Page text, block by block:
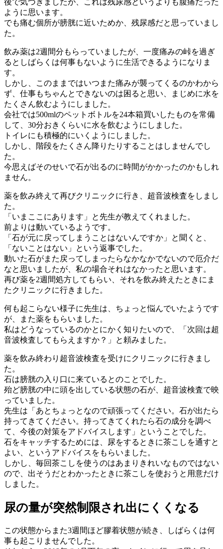
後で気づきましたが、これは残尿感というよりも腹痛だった
ように思います。
でも痛む個所が膀胱に近いためか、残尿感だと思っていまし
た。
飲み薬は2週間分もらっていましたが、一度痛みの峠を過ぎ
るとしばらくは何事もないように生活できるようになりま
す。
しかし、このままではいつまた痛みが襲ってくるのかわから
ず、仕事もちゃんとできないのは困ると思い、まじめに水を
たくさん飲むようにしました。
会社では500mlのペットボトルを24本箱買いしたものを常備
して、30分おきくらいに水を飲むようにしました。
トイレにも積極的にいくようにしました。
しかし、階段をたくさん降りたりすることはしませんでし
た。
今思えばそのせいで石が出るのに時間がかかったのかもしれ
ません。
薬を飲み終えて再びクリニックに行き、超音波検査をしまし
た。
「いまここにあります」と先生が教えてくれました。
前よりは動いているようです。
「石が元に戻ってしまうことはないんですか」と聞くと、
「ないことはない」という返事でした。
動いた石がまた戻ってしまったらなかなかでないので厄介だ
なと思いましたが、私の場合それはなかったと思います。
再び薬を2週間処方してもらい、それを飲み終えたときにま
たクリニックに行きました。
何も起こらない様子に先生は、ちょっと悩んでいたようです
が、また薬をもらいました。
私はどうなっているのかとにかく知りたいので、「次回は超
音波検査してもらえますか？」と頼みました。
薬を飲み終わり超音波検査を受けにクリニックに行きまし
た。
石は膀胱の入り口に来ているとのことでした。
殆ど膀胱の中に頭を出している状態の石が、超音波検査で映
っていました。
先生は「あとちょっとなので頑張ってください。石が出たら
持ってきてください。持ってきてくれたら石の成分を調べ
て、今後の対策をアドバイスします」ということでした。
石をキャッチするためには、尿をするときに茶こしを通すと
よい、というアドバイスをもらいました。
しかし、毎回茶こしを使うのはあまりきれいなものではない
ので、出そうだとわかったときに茶こしを使おうと用意だけ
しました。
尿の量が突然制限され出にくくなる
この状態からまた3週間ほど膠着状態が続き、しばらくは何
事も起こりませんでした。